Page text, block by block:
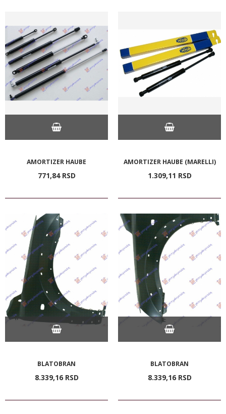
AMORTIZER HAUBE
771,84 RSD
AMORTIZER HAUBE (MARELLI)
1.309,11 RSD
BLATOBRAN
8.339,16 RSD
BLATOBRAN
8.339,16 RSD